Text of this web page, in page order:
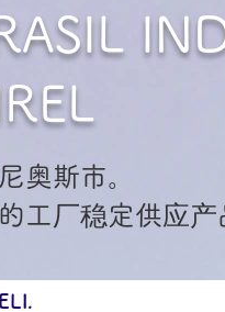
奥斯市。
工厂稳定供应产